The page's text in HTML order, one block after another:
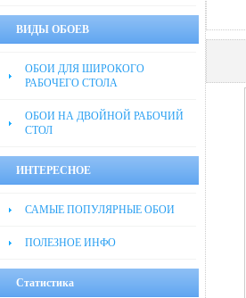
ВИДЫ ОБОЕВ
ОБОИ ДЛЯ ШИРОКОГО
РАБОЧЕГО СТОЛА
ОБОИ НА ДВОЙНОЙ РАБОЧИЙ
СТОЛ
ИНТЕРЕСНОЕ
САМЫЕ ПОПУЛЯРНЫЕ ОБОИ
ПОЛЕЗНОЕ ИНФО
Статистика